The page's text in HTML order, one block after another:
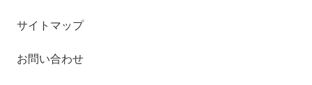
サイトマップ
お問い合わせ